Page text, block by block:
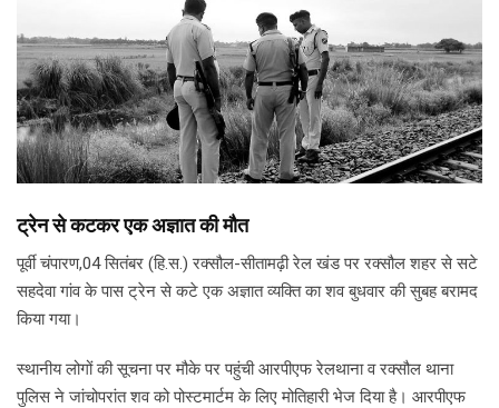
ट्रेन से कटकर एक अज्ञात की मौत
पूर्वी चंपारण,04 सितंबर (हि.स.) रक्सौल-सीतामढ़ी रेल खंड पर रक्सौल शहर से सटे
सहदेवा गांव के पास ट्रेन से कटे एक अज्ञात व्यक्ति का शव बुधवार की सुबह बरामद
किया गया।
स्थानीय लोगों की सूचना पर मौके पर पहुंची आरपीएफ रेलथाना व रक्सौल थाना
पुलिस ने जांचोपरांत शव को पोस्टमार्टम के लिए मोतिहारी भेज दिया है। आरपीएफ